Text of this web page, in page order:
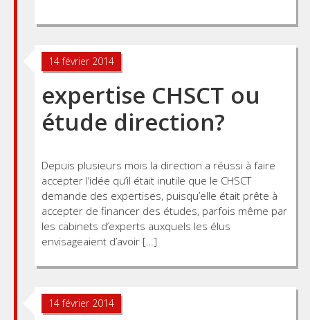
14 février 2014
expertise CHSCT ou
étude direction?
Depuis plusieurs mois la direction a réussi à faire
accepter l’idée qu’il était inutile que le CHSCT
demande des expertises, puisqu’elle était prête à
accepter de financer des études, parfois même par
les cabinets d’experts auxquels les élus
envisageaient d’avoir […]
14 février 2014